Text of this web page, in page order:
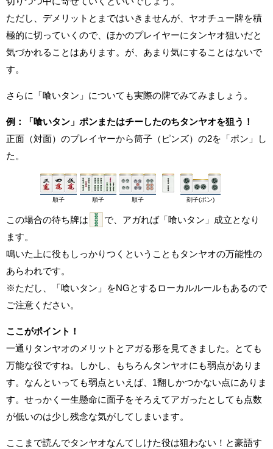
ただし、デメリットとまではいきませんが、ヤオチュー牌を積
極的に切っていくので、ほかのプレイヤーにタンヤオ狙いだと
気づかれることはあります。が、あまり気にすることはないで
す。
さらに「喰いタン」についても実際の牌でみてみましょう。
例：「喰いタン」ポンまたはチーしたのちタンヤオを狙う！
正面（対面）のプレイヤーから筒子（ピンズ）の2を「ポン」し
た。
順子 順子 順子 刻子(ポン)
この場合の待ち牌は
で、アガれば「喰いタン」成立となり
ます。
鳴いた上に役もしっかりつくということもタンヤオの万能性の
あらわれです。
※ただし、「喰いタン」をNGとするローカルルールもあるので
ご注意ください。
ここがポイント！
一通りタンヤオのメリットとアガる形を見てきました。とても
万能な役ですね。しかし、もちろんタンヤオにも弱点がありま
す。なんといっても弱点といえば、1翻しかつかない点にありま
す。せっかく一生懸命に面子をそろえてアガったとしても点数
が低いのは少し残念な気がしてしまいます。
ここまで読んでタンヤオなんてしけた役は狙わない！と豪語す